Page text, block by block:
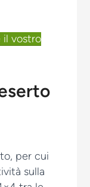
vostro
per cui
sulla